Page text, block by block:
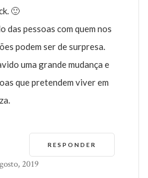
🙂
das pessoas com quem nos
podem ser de surpresa.
uma grande mudança e
que pretendem viver em
RESPONDER
2019